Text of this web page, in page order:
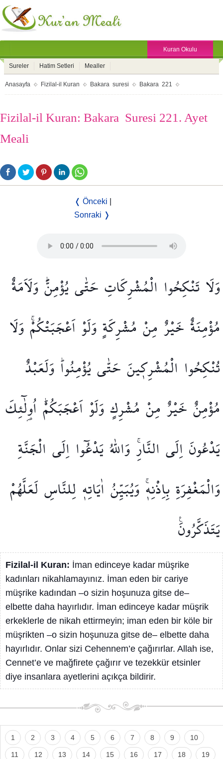
Kuran Okulu
Sureler Hatim Setleri Mealler
Anasayfa Fizilal-il Kuran Bakara suresi Bakara 221
Fizilal-il Kuran: Bakara Suresi 221. Ayet
Meali
❬ Önceki
Sonraki ❭
وَلَا تَنْكِحُوا الْمُشْرِكَاتِ حَتّٰىيُؤْمِنَّۜوَلَاَمَةٌ
مُؤْمِنَةٌ خَيْرٌ مِنْ مُشْرِكَةٍوَلَوْاَعْجَبَتْكُمْۚوَلَا
تُنْكِحُوا الْمُشْرِك۪ينَ حَتّٰىيُؤْمِنُواۜ وَلَعَبْدٌ
مُؤْمِنٌ خَيْرٌ مِنْ مُشْرِكٍوَلَوْاَعْجَبَكُمْۜ اُو۬لٰٓئِكَ
يَدْعُونَاِلَى النَّارِۚوَاللّٰهُيَدْعُٓوا اِلَى الْجَنَّةِ
وَالْمَغْفِرَةِبِاِذْنِه۪ۚ وَيُبَيِّنُ اٰيَاتِه۪ لِلنَّاسِلَعَلَّهُمْ
يَتَذَكَّرُونَ۟
Fizilal-il Kuran: İman edinceye kadar müşrike
kadınları nikahlamayınız. İman eden bir cariye
müşrike kadından –o sizin hoşunuza gitse de–
elbette daha hayırlıdır. İman edinceye kadar müşrik
erkeklerle de nikah ettirmeyin; iman eden bir köle bir
müşrikten –o sizin hoşunuza gitse de– elbette daha
hayırlıdır. Onlar sizi Cehennem’e çağırırlar. Allah ise,
Cennet’e ve mağfirete çağırır ve tezekkür etsinler
diye insanlara ayetlerini açıkça bildirir.
1 2 3 4 5 6 7 8 9 10
11 12 13 14 15 16 17 18 19